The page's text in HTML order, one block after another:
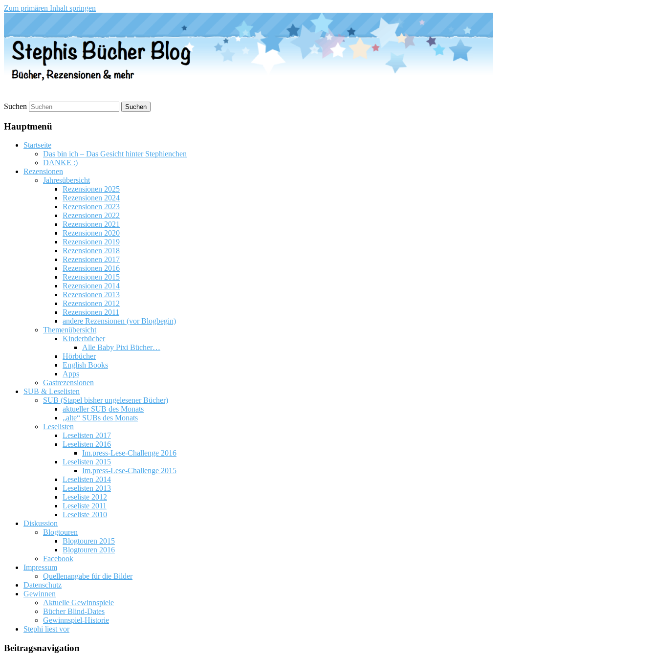
Zum primären Inhalt springen
Stephis Bücher Blog
Suchen
Hauptmenü
Startseite
Das bin ich – Das Gesicht hinter Stephienchen
DANKE :)
Rezensionen
Jahresübersicht
Rezensionen 2025
Rezensionen 2024
Rezensionen 2023
Rezensionen 2022
Rezensionen 2021
Rezensionen 2020
Rezensionen 2019
Rezensionen 2018
Rezensionen 2017
Rezensionen 2016
Rezensionen 2015
Rezensionen 2014
Rezensionen 2013
Rezensionen 2012
Rezensionen 2011
andere Rezensionen (vor Blogbegin)
Themenübersicht
Kinderbücher
Alle Baby Pixi Bücher…
Hörbücher
English Books
Apps
Gastrezensionen
SUB & Leselisten
SUB (Stapel bisher ungelesener Bücher)
aktueller SUB des Monats
„alte“ SUBs des Monats
Leselisten
Leselisten 2017
Leselisten 2016
Im.press-Lese-Challenge 2016
Leselisten 2015
Im.press-Lese-Challenge 2015
Leselisten 2014
Leselisten 2013
Leseliste 2012
Leseliste 2011
Leseliste 2010
Diskussion
Blogtouren
Blogtouren 2015
Blogtouren 2016
Facebook
Impressum
Quellenangabe für die Bilder
Datenschutz
Gewinnen
Aktuelle Gewinnspiele
Bücher Blind-Dates
Gewinnspiel-Historie
Stephi liest vor
Beitragsnavigation